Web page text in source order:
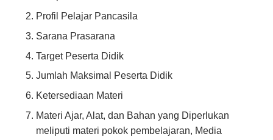
Profil Pelajar Pancasila
Sarana Prasarana
Target Peserta Didik
Jumlah Maksimal Peserta Didik
Ketersediaan Materi
Materi Ajar, Alat, dan Bahan yang Diperlukan
meliputi materi pokok pembelajaran, Media